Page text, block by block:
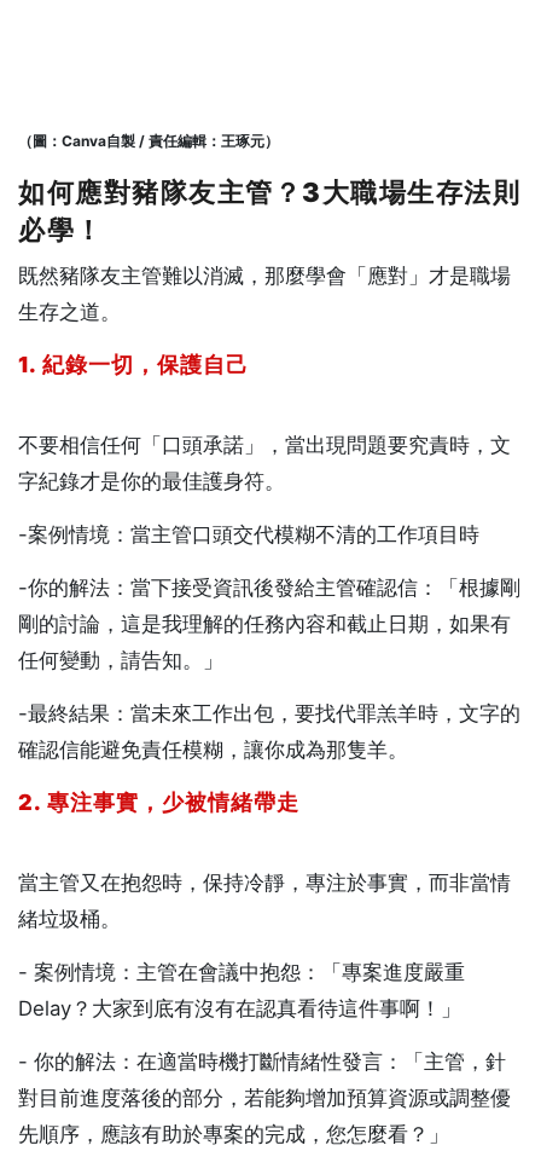
（圖：Canva自製 / 責任編輯：王琢元）
如何應對豬隊友主管？3大職場生存法則
必學！
既然豬隊友主管難以消滅，那麼學會「應對」才是職場
生存之道。
1. 紀錄一切，保護自己
不要相信任何「口頭承諾」，當出現問題要究責時，文
字紀錄才是你的最佳護身符。
-案例情境：當主管口頭交代模糊不清的工作項目時
-你的解法：當下接受資訊後發給主管確認信：「根據剛
剛的討論，這是我理解的任務內容和截止日期，如果有
任何變動，請告知。」
-最終結果：當未來工作出包，要找代罪羔羊時，文字的
確認信能避免責任模糊，讓你成為那隻羊。
2. 專注事實，少被情緒帶走
當主管又在抱怨時，保持冷靜，專注於事實，而非當情
緒垃圾桶。
- 案例情境：主管在會議中抱怨：「專案進度嚴重
Delay？大家到底有沒有在認真看待這件事啊！」
- 你的解法：在適當時機打斷情緒性發言：「主管，針
對目前進度落後的部分，若能夠增加預算資源或調整優
先順序，應該有助於專案的完成，您怎麼看？」